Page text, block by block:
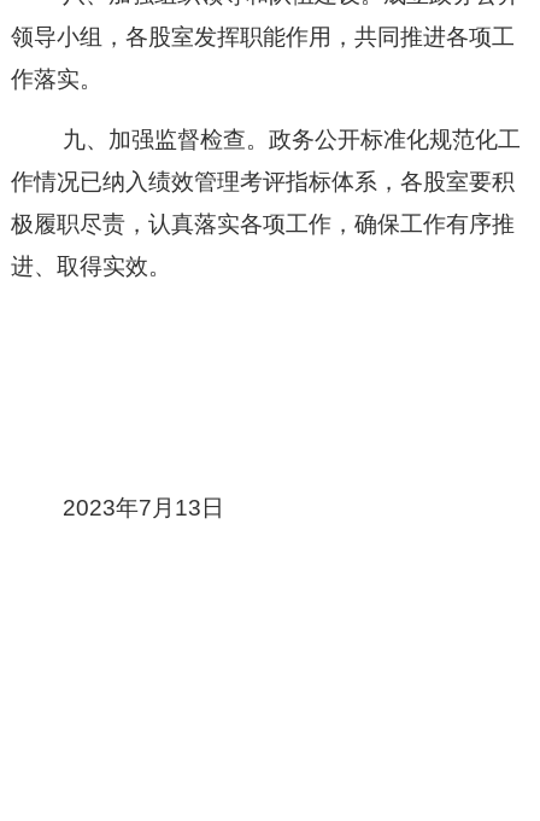
领导小组，各股室发挥职能作用，共同推进各项工
作落实。
九、加强监督检查。政务公开标准化规范化工
作情况已纳入绩效管理考评指标体系，各股室要积
极履职尽责，认真落实各项工作，确保工作有序推
进、取得实效。
2023年7月13日